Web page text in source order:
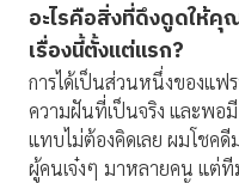
อะไรคือสิ่งที่ดึงดูดให้
เรื่องนี้ตั้งแต่แรก?
การได้เป็นส่วนหนึ่งของแ
ความฝันที่เป็นจริง และพอมี
แทบไม่ต้องคิดเลย ผมโชค
ผู้คนเจ๋งๆ มาหลายคน แต่